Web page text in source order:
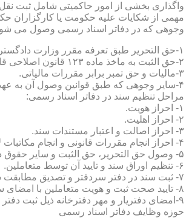
واگذاری بخشی از امور حاکمیتی شامل ثبت
مهمی از شکایات علیه حکومت یا کارگزاران
وجوهی که در دفاتر اسناد رسمی وصول می
۱-حق التحریر طبق تعرفه مقرر وزارت دادگستری.
۲-حق الثبت به ماخذ ماده ۱۲۳ قانون اصلاحی قانون ثبت.
۳-مالیات و حق تمبر برابر مقررات مالیاتی.
۴-سایر وجوهی که طبق قوانین وصول آن به عهده دفترخانه محول است.
مراحل تنظیم سند در دفاتر اسناد رسمی:
۱- احراز هویت.
۲- احراز اهلیت.
۳- احراز اصالت و اعتبار مستندات سند.
۴- احراز انجام مقررات قانونی و انجام مکاتبات لازم و اطمینان از عدم منع قانونی تنظیم سند.
۵- وصول حق التحریر، حق الثبت و سایر حقوق دولتی.
۶- تنظیم اوراق سند و تایید آن توسط متعاملین.
۷- ثبت سند در دفتر سردفتر و تصدیق مطابقت سند و ثبت دفتر توسط متعاملین.
۸- تایید صحت ثبت و هویت متعاملین با امضای سردفتر ذیل ثبت دفتر و حاشیه سند.
۹-امضای دفتریار و مهر دفترخانه ذیل ثبت دفتر و در حاشیه سند.
حوزه وظایف دفاتر اسناد رسمی